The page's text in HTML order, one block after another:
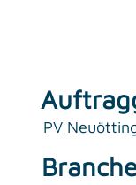
PV